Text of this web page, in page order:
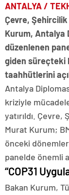
ANTALYA /
Çevre,
Kurum, Antalya
düzenlenen
giden süreçteki
taahhütlerini
Antalya
kriziyle
yatırıldı.
Murat Kurum;
önceki
panelde önemli
“COP31
Bakan Kurum,